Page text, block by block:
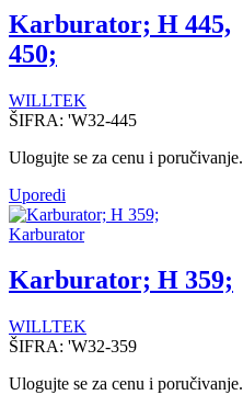
Karburator; H 445,
450;
WILLTEK
ŠIFRA: 'W32-445
Ulogujte se za cenu i poručivanje.
Uporedi
Karburator
Karburator; H 359;
WILLTEK
ŠIFRA: 'W32-359
Ulogujte se za cenu i poručivanje.